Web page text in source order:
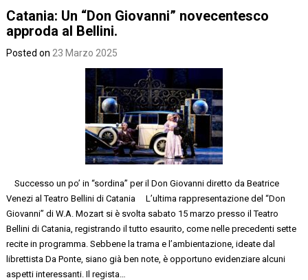
Catania: Un “Don Giovanni” novecentesco
approda al Bellini.
Posted on 23 Marzo 2025
Successo un po’ in “sordina” per il Don Giovanni diretto da Beatrice
Venezi al Teatro Bellini di Catania L’ultima rappresentazione del “Don
Giovanni” di W.A. Mozart si è svolta sabato 15 marzo presso il Teatro
Bellini di Catania, registrando il tutto esaurito, come nelle precedenti sette
recite in programma. Sebbene la trama e l’ambientazione, ideate dal
librettista Da Ponte, siano già ben note, è opportuno evidenziare alcuni
aspetti interessanti. Il regista…